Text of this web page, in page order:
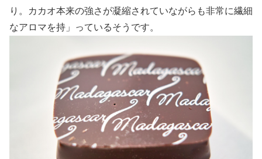
り。カカオ本来の強さが凝縮されていながらも非常に繊細
なアロマを持」っているそうです。